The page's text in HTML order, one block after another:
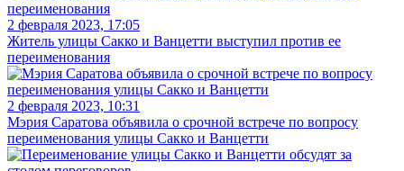
2 февраля 2023, 17:05
Житель улицы Сакко и Ванцетти выступил против ее
переименования
2 февраля 2023, 10:31
Мэрия Саратова объявила о срочной встрече по вопросу
переименования улицы Сакко и Ванцетти